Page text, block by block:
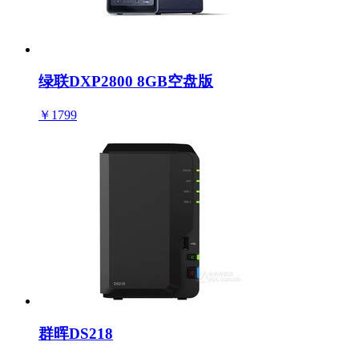
绿联DXP2800 8GB空盘版
￥1799
群晖DS218